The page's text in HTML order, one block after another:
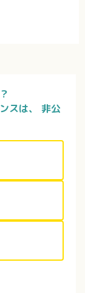
スは、
非公